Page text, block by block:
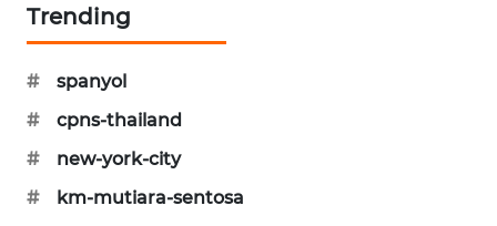
Trending
#
spanyol
#
cpns-thailand
#
new-york-city
#
km-mutiara-sentosa
FORWAMKI
ALPERKLINAS
TAMBANG